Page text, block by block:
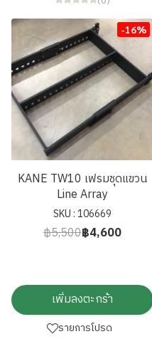
-16%
KANE TW10 เฟรมชุดแขวน
Line Array
SKU : 106669
฿5,500฿4,600
เพิ่มลงตะกร้า
รายการโปรด